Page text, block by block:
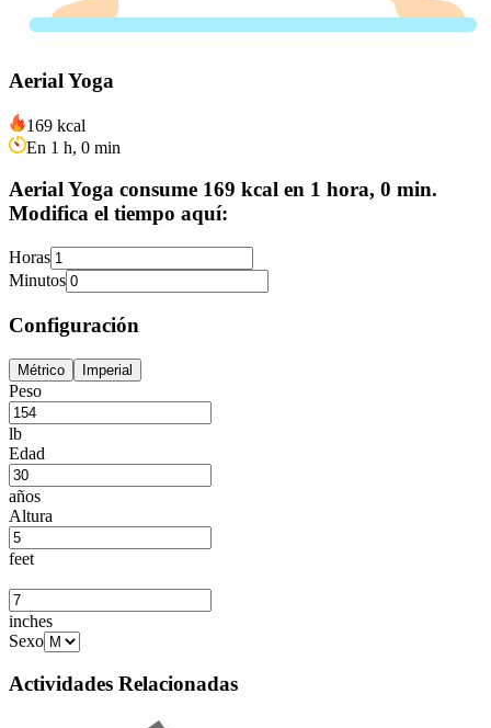
Aerial Yoga
169 kcal
En 1 h, 0 min
Aerial Yoga consume 169 kcal en 1 hora, 0 min.
Modifica el tiempo aquí:
Horas
Minutos
Configuración
Métrico Imperial
Peso
lb
Edad
años
Altura
feet
inches
Sexo
Actividades Relacionadas